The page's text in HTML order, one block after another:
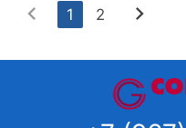
chevron_left 1 2 chevron_right